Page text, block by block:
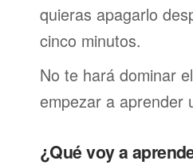
quieras apagarlo
cinco minutos.
No te hará dominar
empezar a aprender
¿Qué voy a